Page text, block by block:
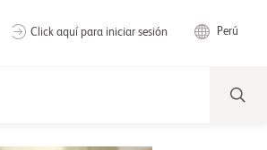
Click aquí para iniciar sesión Perú